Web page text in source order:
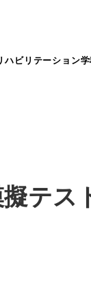
ハビリテーション
テ